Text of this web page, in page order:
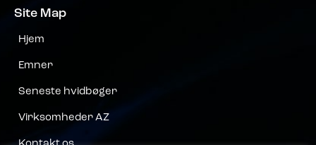
Site Map
Hjem
Emner
Seneste hvidbøger
Virksomheder AZ